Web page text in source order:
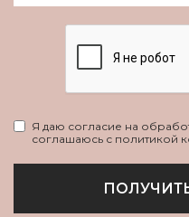
Я даю согласие на
соглашаюсь с политикой